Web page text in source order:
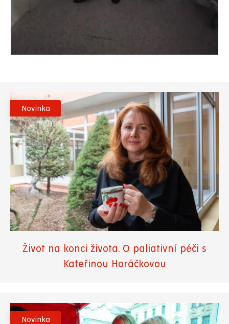
Novinka
Život na konci života. O paliativní péči s
Kateřinou Horáčkovou
Novinka